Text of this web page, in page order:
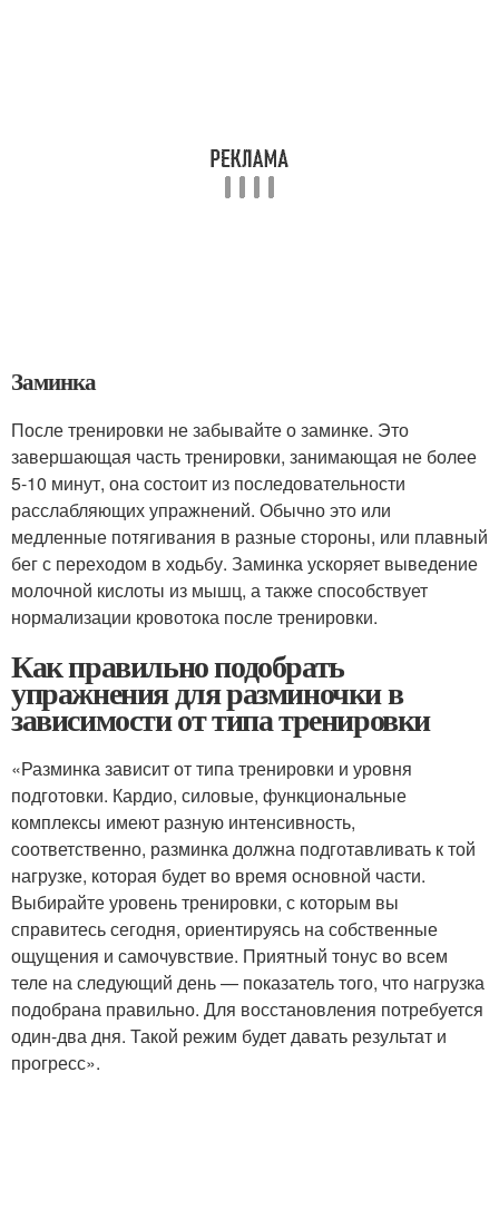
Заминка
После тренировки не забывайте о заминке. Это
завершающая часть тренировки, занимающая не более
5-10 минут, она состоит из последовательности
расслабляющих упражнений. Обычно это или
медленные потягивания в разные стороны, или плавный
бег с переходом в ходьбу. Заминка ускоряет выведение
молочной кислоты из мышц, а также способствует
нормализации кровотока после тренировки.
Как правильно подобрать
упражнения для разминочки в
зависимости от типа тренировки
«Разминка зависит от типа тренировки и уровня
подготовки. Кардио, силовые, функциональные
комплексы имеют разную интенсивность,
соответственно, разминка должна подготавливать к той
нагрузке, которая будет во время основной части.
Выбирайте уровень тренировки, с которым вы
справитесь сегодня, ориентируясь на собственные
ощущения и самочувствие. Приятный тонус во всем
теле на следующий день — показатель того, что нагрузка
подобрана правильно. Для восстановления потребуется
один-два дня. Такой режим будет давать результат и
прогресс».